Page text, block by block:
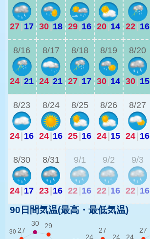
27| 17 30|18 29|16 20|14 22| 16
8/16
24|21
8/17
24|21
8/18
27|17
8/19
30|14
8/20
30| 15
8/23
24| 16
8/24
24|16
8/25
25|16
8/26
24|15
8/27
24| 16
8/30
24| 17
8/31
23|16
9/1
22 16
9/2
22 16
9/3
22 16
90日間気温(最高・最低気温)